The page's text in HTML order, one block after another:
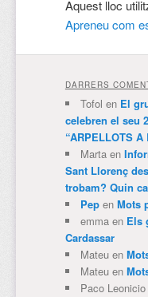
Aquest lloc
Apreneu com
DARRERS
Tofol en El
celebren el seu
“ARPELLOTS A
Martaen
Sant Llorenç
trobam? Quin
Pepen Mots
emmaen Els
Cardassar
Mateuen
Mateuen
Paco Leonicio